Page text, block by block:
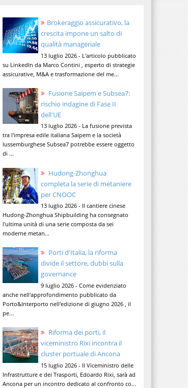
Brokeraggio assicurativo, la
crescita impone un salto di
qualità manageriale
13 luglio 2026 - L'articolo pubblicato
su LinkedIn da Marco Contini , esperto di strategie
assicurative, M&A e trasformazione del me...
Fusione Saipem e Subsea7:
rischio indagine di Fase II
dell'UE
13 luglio 2026 - La fusione prevista
tra l'impresa edile italiana Saipem e la società
lussemburghese Subsea7 potrebbe essere oggetto
di ...
Hudong-Zhonghua
completa la serie di metaniere
per CNOOC
13 luglio 2026 - Il cantiere cinese
Hudong-Zhonghua Shipbuilding ha consegnato
l'ultima unità di una serie composta da sei
moderne metan...
Porti d'Italia, la riforma
divide il settore, dubbi sulla
governance
9 luglio 2026 - Come evidenziato
anche nell'approfondimento pubblicato da
Porto&Interporto nell'edizione di giugno 2026 , il
pe...
Riforma dei porti, il
viceministro Rixi incontra il
cluster portuale di Ancona
15 luglio 2026 - Il Viceministro delle
Infrastrutture e dei Trasporti, Edoardo Rixi, sarà ad
Ancona per un incontro dedicato al confronto co...